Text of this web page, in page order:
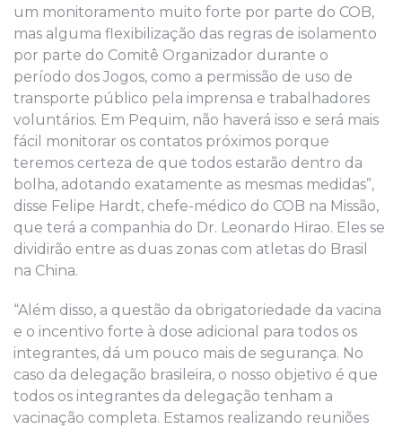
um monitoramento muito forte por parte do COB,
mas alguma flexibilização das regras de isolamento
por parte do Comitê Organizador durante o
período dos Jogos, como a permissão de uso de
transporte público pela imprensa e trabalhadores
voluntários. Em Pequim, não haverá isso e será mais
fácil monitorar os contatos próximos porque
teremos certeza de que todos estarão dentro da
bolha, adotando exatamente as mesmas medidas”,
disse Felipe Hardt, chefe-médico do COB na Missão,
que terá a companhia do Dr. Leonardo Hirao. Eles se
dividirão entre as duas zonas com atletas do Brasil
na China.
“Além disso, a questão da obrigatoriedade da vacina
e o incentivo forte à dose adicional para todos os
integrantes, dá um pouco mais de segurança. No
caso da delegação brasileira, o nosso objetivo é que
todos os integrantes da delegação tenham a
vacinação completa. Estamos realizando reuniões